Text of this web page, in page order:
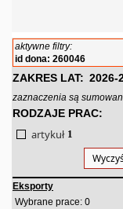
aktywne filtry:
id dona: 260046
ZAKRES LAT: 2026-
zaznaczenia są
RODZAJE PRAC:
artykuł 1
Eksporty
Wybrane prace: 0